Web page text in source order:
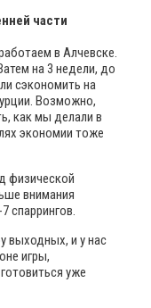
части
в Алчевске.
на 3 недели, до
сэкономить на
Возможно,
как мы делали в
экономии тоже
физической
внимания
спаррингов.
выходных, и у нас
игры,
уже